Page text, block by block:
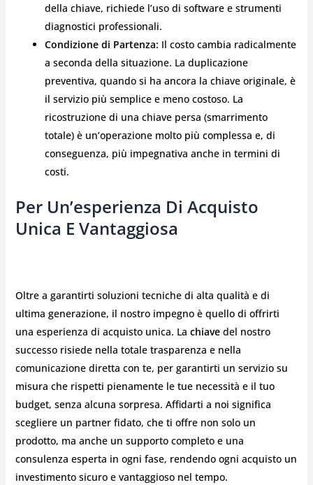
della chiave, richiede l’uso di software e strumenti
diagnostici professionali.
Condizione di Partenza: Il costo cambia radicalmente
a seconda della situazione. La duplicazione
preventiva, quando si ha ancora la chiave originale, è
il servizio più semplice e meno costoso. La
ricostruzione di una chiave persa (smarrimento
totale) è un’operazione molto più complessa e, di
conseguenza, più impegnativa anche in termini di
costi.
Per Un’esperienza Di Acquisto
Unica E Vantaggiosa
Oltre a garantirti soluzioni tecniche di alta qualità e di
ultima generazione, il nostro impegno è quello di offrirti
una esperienza di acquisto unica. La chiavedel nostro
successo risiede nella totale trasparenza e nella
comunicazione diretta con te, per garantirti un servizio su
misura che rispetti pienamente le tue necessità e il tuo
budget, senza alcuna sorpresa. Affidarti a noi significa
scegliere un partner fidato, che ti offre non solo un
prodotto, ma anche un supporto completo e una
consulenza esperta in ogni fase, rendendo ogni acquisto un
investimento sicuro e vantaggioso nel tempo.